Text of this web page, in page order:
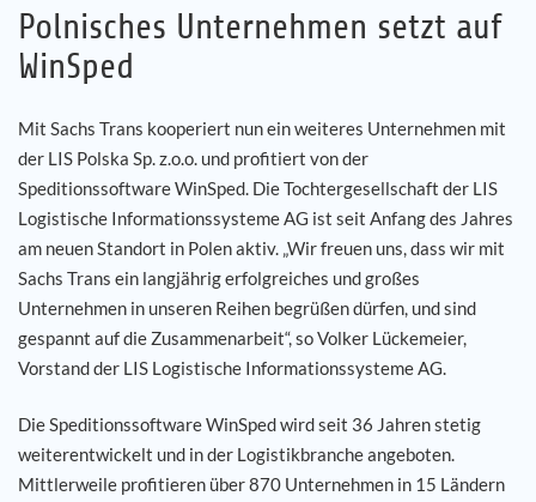
Service
Karriere
Referenzen
News
Kontakt
Polnisches Unternehmen setzt auf
WinSped
Mit Sachs Trans kooperiert nun ein weiteres Unternehmen mit
der LIS Polska Sp. z.o.o. und profitiert von der
Speditionssoftware WinSped. Die Tochtergesellschaft der LIS
Logistische Informationssysteme AG ist seit Anfang des Jahres
am neuen Standort in Polen aktiv. „Wir freuen uns, dass wir mit
Sachs Trans ein langjährig erfolgreiches und großes
Unternehmen in unseren Reihen begrüßen dürfen, und sind
gespannt auf die Zusammenarbeit“, so Volker Lückemeier,
Vorstand der LIS Logistische Informationssysteme AG.
Die Speditionssoftware WinSped wird seit 36 Jahren stetig
weiterentwickelt und in der Logistikbranche angeboten.
Mittlerweile profitieren über 870 Unternehmen in 15 Ländern